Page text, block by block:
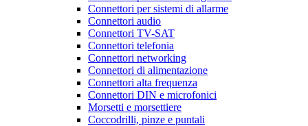
Connettori per sistemi di allarme
Connettori audio
Connettori TV-SAT
Connettori telefonia
Connettori networking
Connettori di alimentazione
Connettori alta frequenza
Connettori DIN e microfonici
Morsetti e morsettiere
Coccodrilli, pinze e puntali